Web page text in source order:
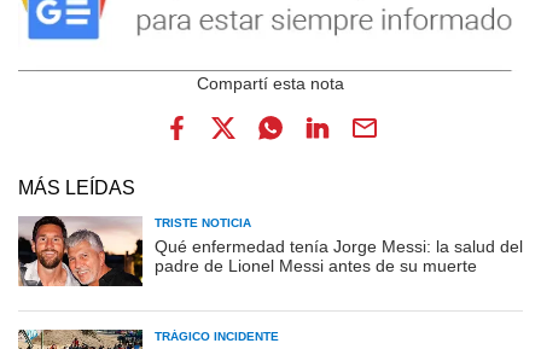
MÁS LEÍDAS
TRISTE NOTICIA
Qué enfermedad tenía Jorge Messi: la salud del
padre de Lionel Messi antes de su muerte
TRÁGICO INCIDENTE